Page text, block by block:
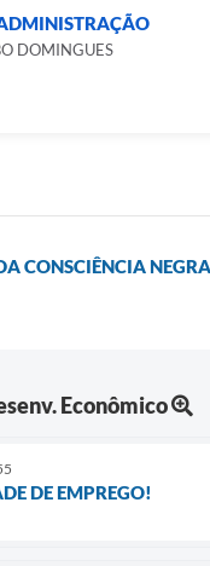
DOMINGUES
CONSCIÊNCIA NEGRA
Econômico
DE EMPREGO!